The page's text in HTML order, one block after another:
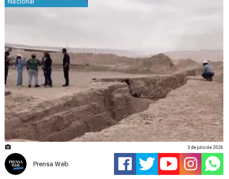
Prensa Web
3 de julio de 2026